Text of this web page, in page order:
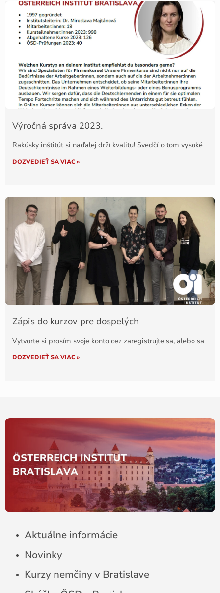
Výročná správa 2023.
Rakúsky inštitút si naďalej drží kvalitu! Svedčí o tom vysoké
DOZVEDIEŤ SA VIAC »
Zápis do kurzov pre dospelých
Vytvorte si prosím svoje konto cez zaregistrujte sa, alebo sa
DOZVEDIEŤ SA VIAC »
Aktuálne informácie
Novinky
Kurzy nemčiny v Bratislave